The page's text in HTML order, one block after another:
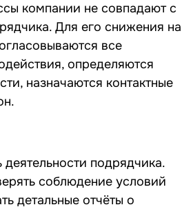
компании не совпадают с
Для его снижения на
все
определяются
назначаются контактные
подрядчика.
соблюдение условий
детальные отчёты о